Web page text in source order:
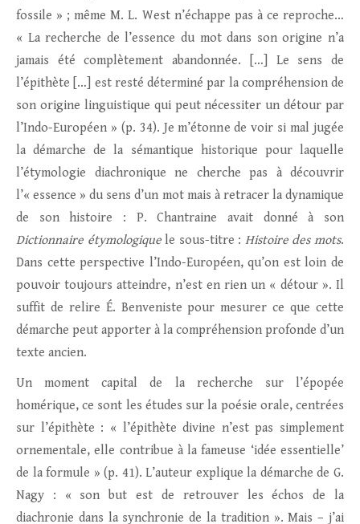
fossile » ; même M. L. West n’échappe pas à ce reproche…
« La recherche de l’essence du mot dans son origine n’a
jamais été complètement abandonnée. […] Le sens de
l’épithète […] est resté déterminé par la compréhension de
son origine linguistique qui peut nécessiter un détour par
l’Indo-Européen » (p. 34). Je m’étonne de voir si mal jugée
la démarche de la sémantique historique pour laquelle
l’étymologie diachronique ne cherche pas à découvrir
l’« essence » du sens d’un mot mais à retracer la dynamique
de son histoire : P. Chantraine avait donné à son
Dictionnaire étymologiquele sous-titre : Histoire des mots.
Dans cette perspective l’Indo-Européen, qu’on est loin de
pouvoir toujours atteindre, n’est en rien un « détour ». Il
suffit de relire É. Benveniste pour mesurer ce que cette
démarche peut apporter à la compréhension profonde d’un
texte ancien.
Un moment capital de la recherche sur l’épopée
homérique, ce sont les études sur la poésie orale, centrées
sur l’épithète : « l’épithète divine n’est pas simplement
ornementale, elle contribue à la fameuse ‘idée essentielle’
de la formule » (p. 41). L’auteur explique la démarche de G.
Nagy : « son but est de retrouver les échos de la
diachronie dans la synchronie de la tradition ». Mais – j’ai